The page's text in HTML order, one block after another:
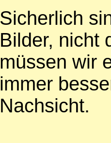
Sicherlich
Bilder, nicht
müssen wir
immer
Nachsicht.